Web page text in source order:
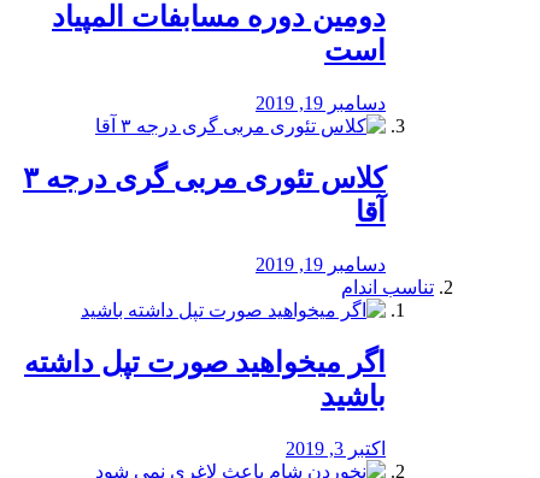
دومین دوره مسابفات المپیاد
است
دسامبر 19, 2019
کلاس تئوری مربی گری درجه ۳
آقا
دسامبر 19, 2019
تناسب اندام
اگر میخواهید صورت تپل داشته
باشید
اکتبر 3, 2019